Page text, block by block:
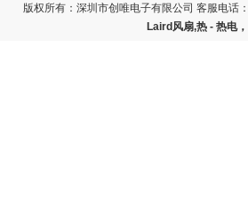
版权所有：深圳市创唯电子有限公司 客服电话
Laird风扇,热 - 热电